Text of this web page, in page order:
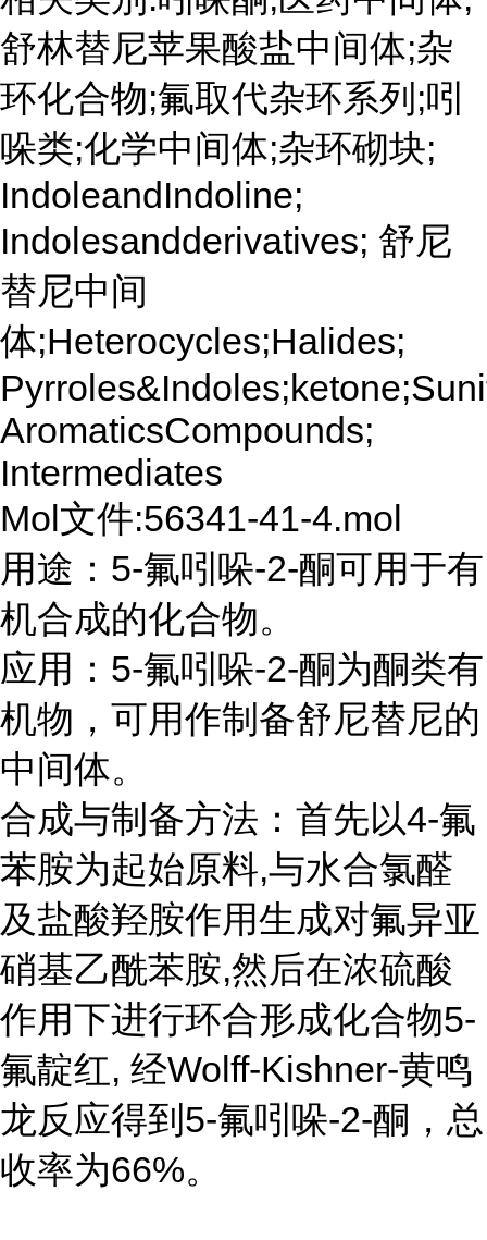
舒林替尼苹果酸盐中间体;杂
环化合物;氟取代杂环系列;吲
哚类;化学中间体;杂环砌块;
IndoleandIndoline;
Indolesandderivatives; 舒尼
替尼中间
体;Heterocycles;Halides;
AromaticsCompounds;
Intermediates
Mol文件:56341-41-4.mol
用途：5-氟吲哚-2-酮可用于有
机合成的化合物。
应用：5-氟吲哚-2-酮为酮类有
机物，可用作制备舒尼替尼的
中间体。
合成与制备方法：首先以4-氟
苯胺为起始原料,与水合氯醛
及盐酸羟胺作用生成对氟异亚
硝基乙酰苯胺,然后在浓硫酸
作用下进行环合形成化合物5-
氟靛红, 经Wolff-Kishner-黄鸣
龙反应得到5-氟吲哚-2-酮，总
收率为66%。